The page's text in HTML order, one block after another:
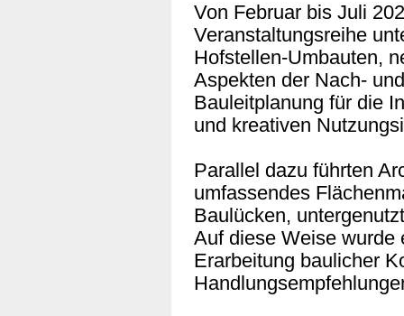
Von Februar bis Juli
Veranstaltungsreihe
Hofstellen-Umbauten,
Aspekten der Nach-
Bauleitplanung für die
und kreativen
Parallel dazu führten
umfassendes
Baulücken,
Auf diese Weise wurde
Erarbeitung baulicher